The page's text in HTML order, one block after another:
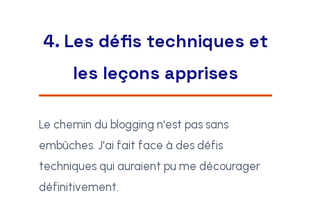
4. Les défis techniques et
les leçons apprises
Le chemin du blogging n'est pas sans
embûches. J'ai fait face à des défis
techniques qui auraient pu me décourager
définitivement.